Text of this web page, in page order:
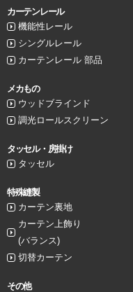
カーテンレール
機能性レール
シングルレール
カーテンレール 部品
メカもの
ウッドブラインド
調光ロールスクリーン
タッセル・房掛け
タッセル
特殊縫製
カーテン裏地
カーテン上飾り
(バランス)
切替カーテン
その他